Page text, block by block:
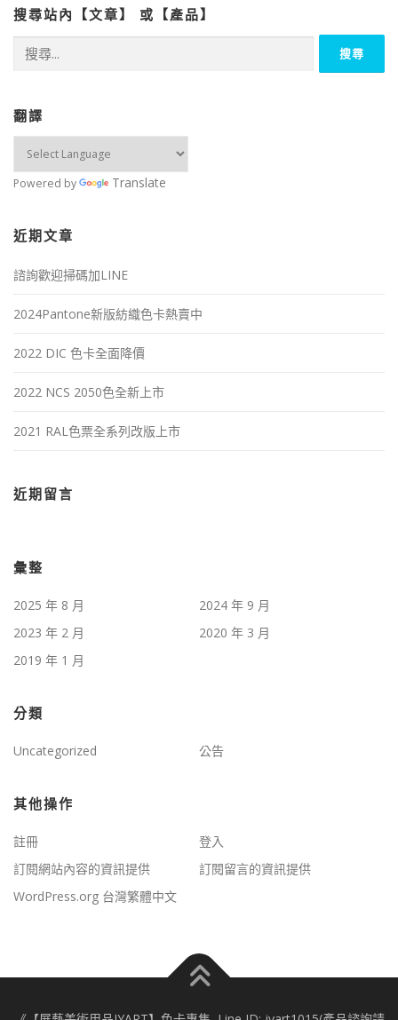
搜尋站內【文章】 或【產品】
字:
翻譯
Powered by Translate
近期文章
諮詢歡迎掃碼加LINE
2024Pantone新版紡織色卡熱賣中
2022 DIC 色卡全面降價
2022 NCS 2050色全新上市
2021 RAL色票全系列改版上市
近期留言
彙整
2025 年 8 月
2024 年 9 月
2023 年 2 月
2020 年 3 月
2019 年 1 月
分類
Uncategorized 公告
其他操作
註冊
登入
訂閱網站內容的資訊提供
訂閱留言的資訊提供
WordPress.org 台灣繁體中文